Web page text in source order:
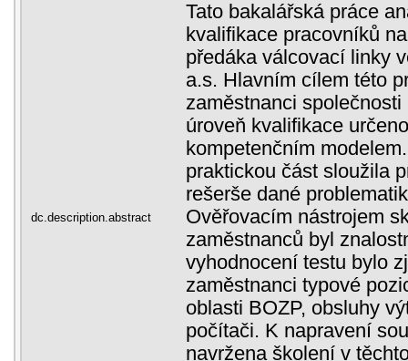
dc.description.abstract
Tato bakalářská práce
kvalifikace pracovníků
předáka válcovací linky
a.s. Hlavním cílem této
zaměstnanci
úroveň kvalifikace
kompetenčním
praktickou část sloužila
rešerše dané
Ověřovacím nástrojem
zaměstnanců byl
vyhodnocení testu bylo
zaměstnanci typové
oblasti BOZP, obsluhy
počítači. K napravení
navržena školení v